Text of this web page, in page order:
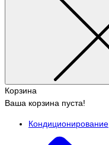
Корзина
Ваша корзина пуста!
Кондиционирование